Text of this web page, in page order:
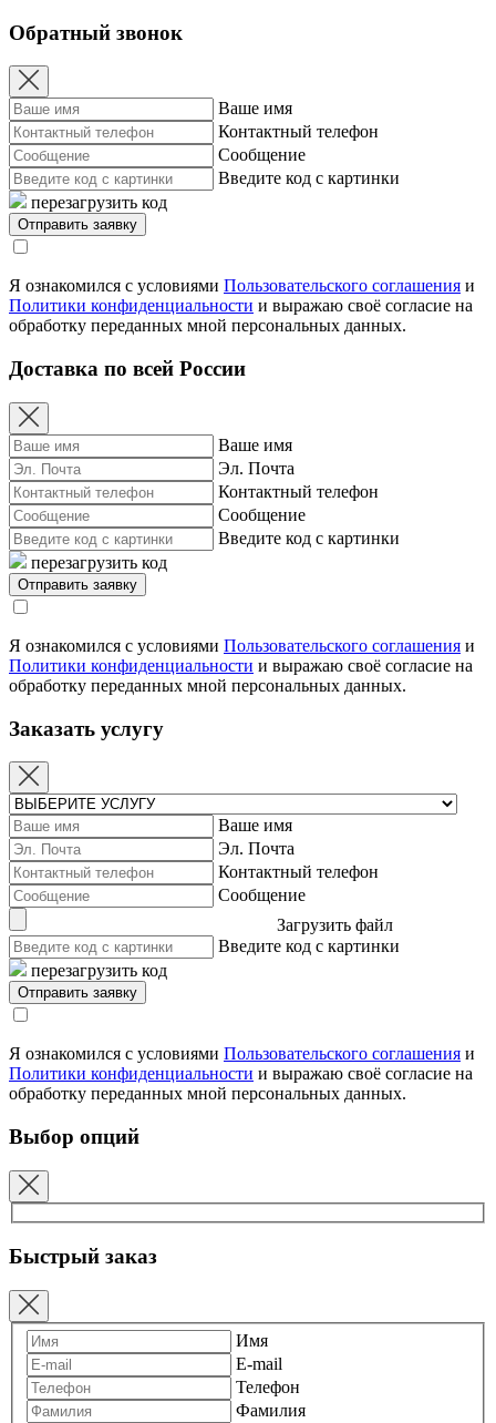
Обратный звонок
Ваше имя
Контактный телефон
Сообщение
Введите код с картинки
перезагрузить код
Я ознакомился с условиями Пользовательского соглашения и
Политики конфиденциальности и выражаю своё согласие на
обработку переданных мной персональных данных.
Доставка по всей России
Ваше имя
Эл. Почта
Контактный телефон
Сообщение
Введите код с картинки
перезагрузить код
Я ознакомился с условиями Пользовательского соглашения и
Политики конфиденциальности и выражаю своё согласие на
обработку переданных мной персональных данных.
Заказать услугу
Ваше имя
Эл. Почта
Контактный телефон
Сообщение
Загрузить файл
Введите код с картинки
перезагрузить код
Я ознакомился с условиями Пользовательского соглашения и
Политики конфиденциальности и выражаю своё согласие на
обработку переданных мной персональных данных.
Выбор опций
Быстрый заказ
Имя
E-mail
Телефон
Фамилия